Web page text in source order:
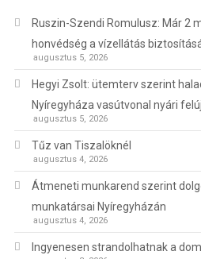
Ruszin-Szendi Romulusz: Már 2
honvédség a vízellátás
augusztus 5, 2026
Hegyi Zsolt: ütemterv szerint
Nyíregyháza vasútvonal nyári
augusztus 5, 2026
Tűz van Tiszalöknél
augusztus 4, 2026
Átmeneti munkarend szerint
munkatársai Nyíregyházán
augusztus 4, 2026
Ingyenesen strandolhatnak a